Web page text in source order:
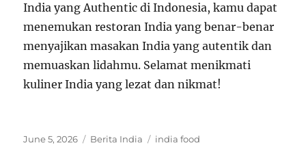
India yang Authentic di Indonesia, kamu dapat
menemukan restoran India yang benar-benar
menyajikan masakan India yang autentik dan
memuaskan lidahmu. Selamat menikmati
kuliner India yang lezat dan nikmat!
Posted
June 5, 2026 Categories
Berita India Tags
india food